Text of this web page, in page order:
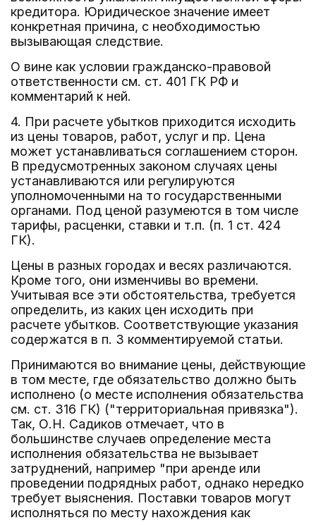
кредитора. Юридическое значение имеет
конкретная причина, с необходимостью
вызывающая следствие.
О вине как условии гражданско-правовой
ответственности см. ст. 401 ГК РФ и
комментарий к ней.
4. При расчете убытков приходится исходить
из цены товаров, работ, услуг и пр. Цена
может устанавливаться соглашением сторон.
В предусмотренных законом случаях цены
устанавливаются или регулируются
уполномоченными на то государственными
органами. Под ценой разумеются в том числе
тарифы, расценки, ставки и т.п. (п. 1 ст. 424
ГК).
Цены в разных городах и весях различаются.
Кроме того, они изменчивы во времени.
Учитывая все эти обстоятельства, требуется
определить, из каких цен исходить при
расчете убытков. Соответствующие указания
содержатся в п. 3 комментируемой статьи.
Принимаются во внимание цены, действующие
в том месте, где обязательство должно быть
исполнено (о месте исполнения обязательства
см. ст. 316 ГК) ("территориальная привязка").
Так, О.Н. Садиков отмечает, что в
большинстве случаев определение места
исполнения обязательства не вызывает
затруднений, например "при аренде или
проведении подрядных работ, однако нередко
требует выяснения. Поставки товаров могут
исполняться по месту нахождения как